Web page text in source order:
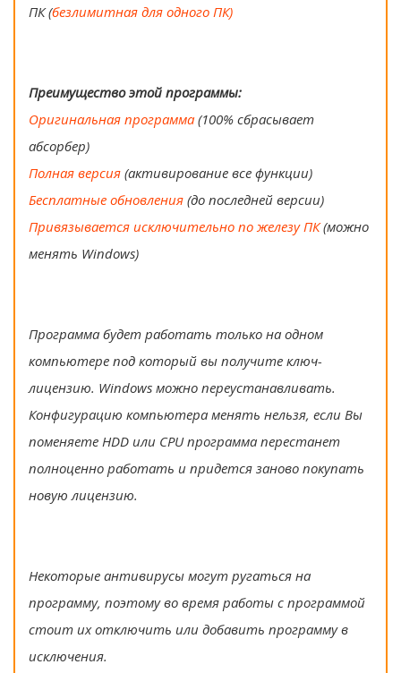
ПК (безлимитная для одного ПК)
Преимущество этой программы:
Оригинальная программа (100% сбрасывает
абсорбер)
Полная версия (активирование все функции)
Бесплатные обновления (до последней версии)
Привязывается исключительно по железу ПК(можно
менять Windows)
Программа будет работать только на одном
компьютере под который вы получите ключ-
лицензию. Windows можно переустанавливать.
Конфигурацию компьютера менять нельзя, если Вы
поменяете HDD или CPU программа перестанет
полноценно работать и придется заново покупать
новую лицензию.
Некоторые антивирусы могут ругаться на
программу, поэтому во время работы с программой
стоит их отключить или добавить программу в
исключения.